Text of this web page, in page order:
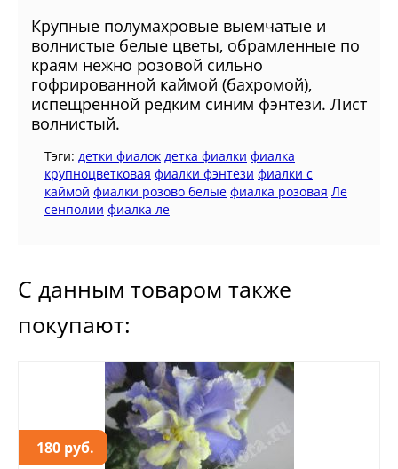
Крупные полумахровые выемчатые и
волнистые белые цветы, обрамленные по
краям нежно розовой сильно
гофрированной каймой (бахромой),
испещренной редким синим фэнтези. Лист
волнистый.
Тэги: детки фиалок детка фиалки фиалка
крупноцветковая фиалки фэнтези фиалки с
каймой фиалки розово белые фиалка розовая Ле
сенполии фиалка ле
С данным товаром также
покупают:
180 руб.